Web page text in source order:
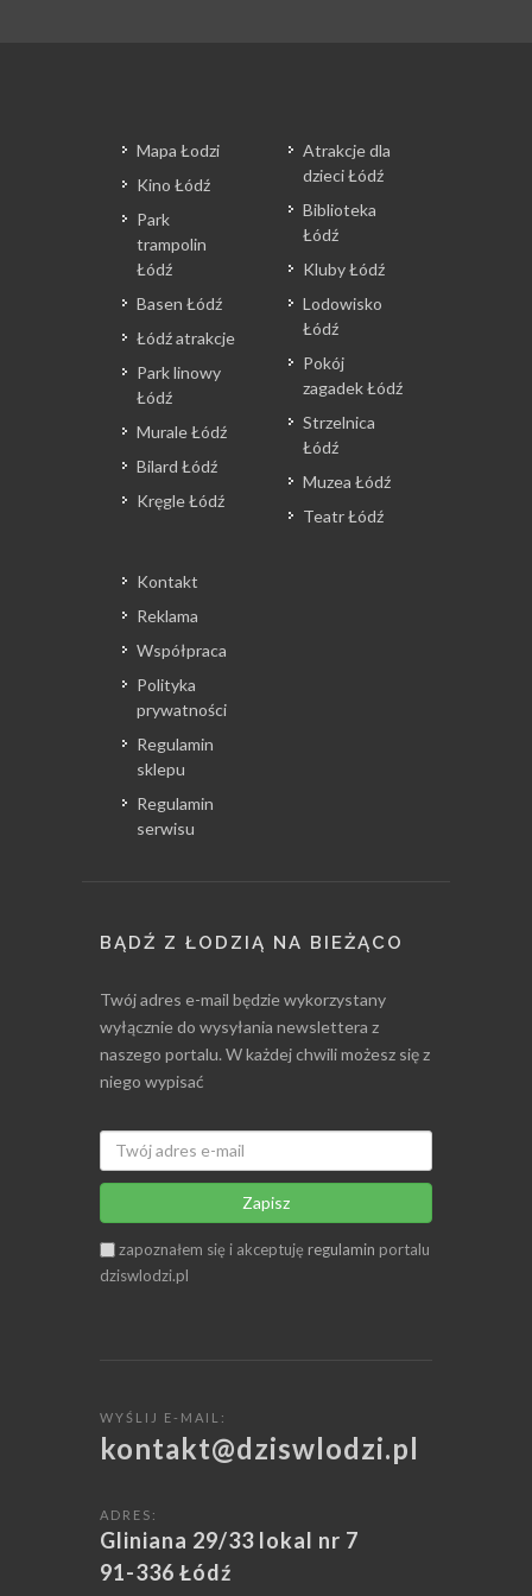
Mapa Łodzi
Kino Łódź
Park
trampolin
Łódź
Basen Łódź
Łódź atrakcje
Park linowy
Łódź
Murale Łódź
Bilard Łódź
Kręgle Łódź
Atrakcje dla
dzieci Łódź
Biblioteka
Łódź
Kluby Łódź
Lodowisko
Łódź
Pokój
zagadek Łódź
Strzelnica
Łódź
Muzea Łódź
Teatr Łódź
Kontakt
Reklama
Współpraca
Polityka
prywatności
Regulamin
sklepu
Regulamin
serwisu
BĄDŹ Z ŁODZIĄ NA BIEŻĄCO
Twój adres e-mail będzie wykorzystany
wyłącznie do wysyłania newslettera z
naszego portalu. W każdej chwili możesz się z
niego wypisać
Zapisz
zapoznałem się i akceptuję regulamin portalu
dziswlodzi.pl
WYŚLIJ E-MAIL:
kontakt@dziswlodzi.pl
ADRES:
Gliniana 29/33 lokal nr 7
91-336 Łódź